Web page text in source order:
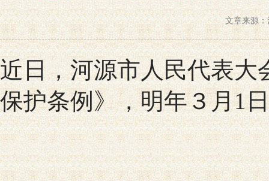
文章来源
近日，河源市人民代表大
保护条例》，明年３月1